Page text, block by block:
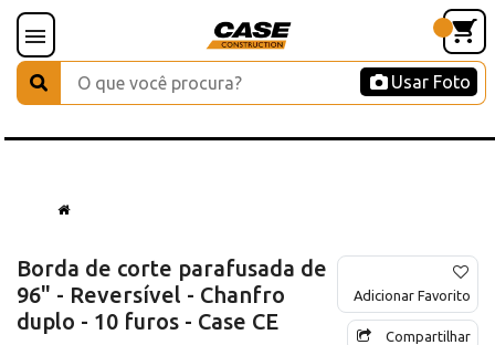
Usar Foto
Borda de corte parafusada de
96" - Reversível - Chanfro
duplo - 10 furos - Case CE
Adicionar Favorito
Compartilhar